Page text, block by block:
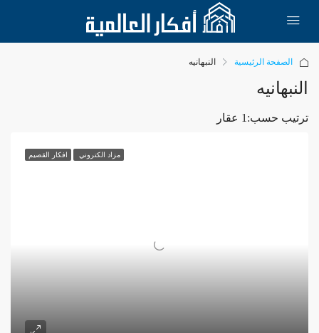
الصفحة الرئيسية النبهانيه
النبهانيه
1 عقار ترتيب حسب:
مزاد الكتروني افكار القصيم